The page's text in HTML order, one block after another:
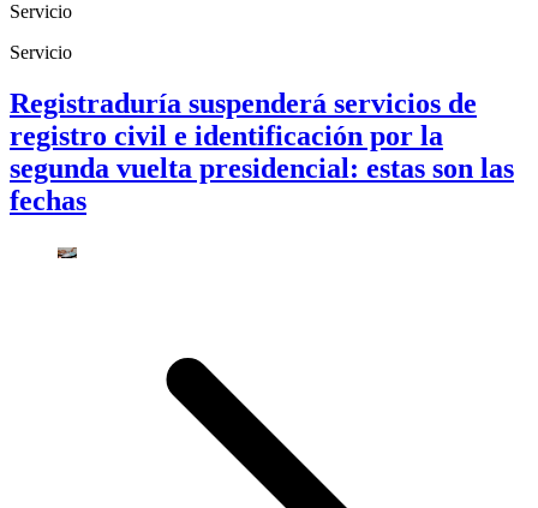
Servicio
Servicio
Registraduría suspenderá servicios de
registro civil e identificación por la
segunda vuelta presidencial: estas son las
fechas